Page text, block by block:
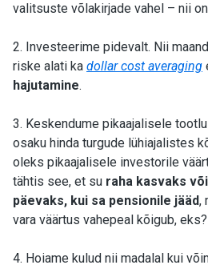
valitsuste võlakirjade vahel – nii on
2. Investeerime pidevalt. Nii
riske alati ka dollar cost averaging
hajutamine.
3. Keskendume pikaajalisele
osaku hinda turgude lühiajalistes
oleks pikaajalisele investorile
tähtis see, et su raha kasvaks
päevaks, kui sa pensionile jääd,
vara väärtus vahepeal kõigub, eks?
4. Hoiame kulud nii madalal kui